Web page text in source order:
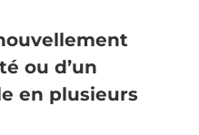
ou d’un
en plusieurs